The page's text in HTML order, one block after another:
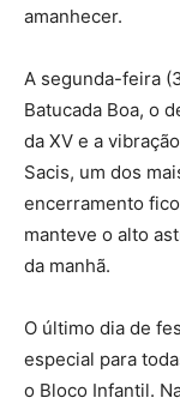
amanhecer.
A segunda-feira
Batucada Boa, o
da XV e a
Sacis, um dos
encerramento
manteve o alto
da manhã.
O último dia de
especial para
o Bloco Infantil.